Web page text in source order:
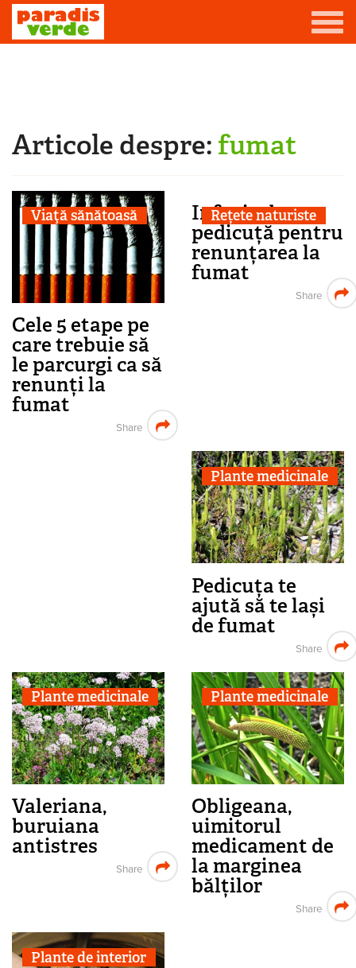
Viță-de-vie
Producători de vin
Promovează afacerea ta
Contact
Eşti aici
Articole despre: fumat
Viaţă sănătoasă
Cele 5 etape pe
care trebuie să
le parcurgi ca să
renunți la
fumat
Share
Rețete naturiste
Infuzie de
pedicuță pentru
renunțarea la
fumat
Share
Plante medicinale
Pedicuța te
ajută să te lași
de fumat
Share
Plante medicinale
Valeriana,
buruiana
antistres
Share
Plante medicinale
Obligeana,
uimitorul
medicament de
la marginea
bălților
Share
Plante de interior